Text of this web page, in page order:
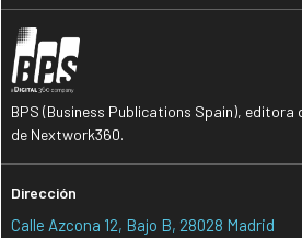
BPS (Business Publications Spain),
de Nextwork360.
Dirección
Calle Azcona 12, Bajo B, 28028 Madrid